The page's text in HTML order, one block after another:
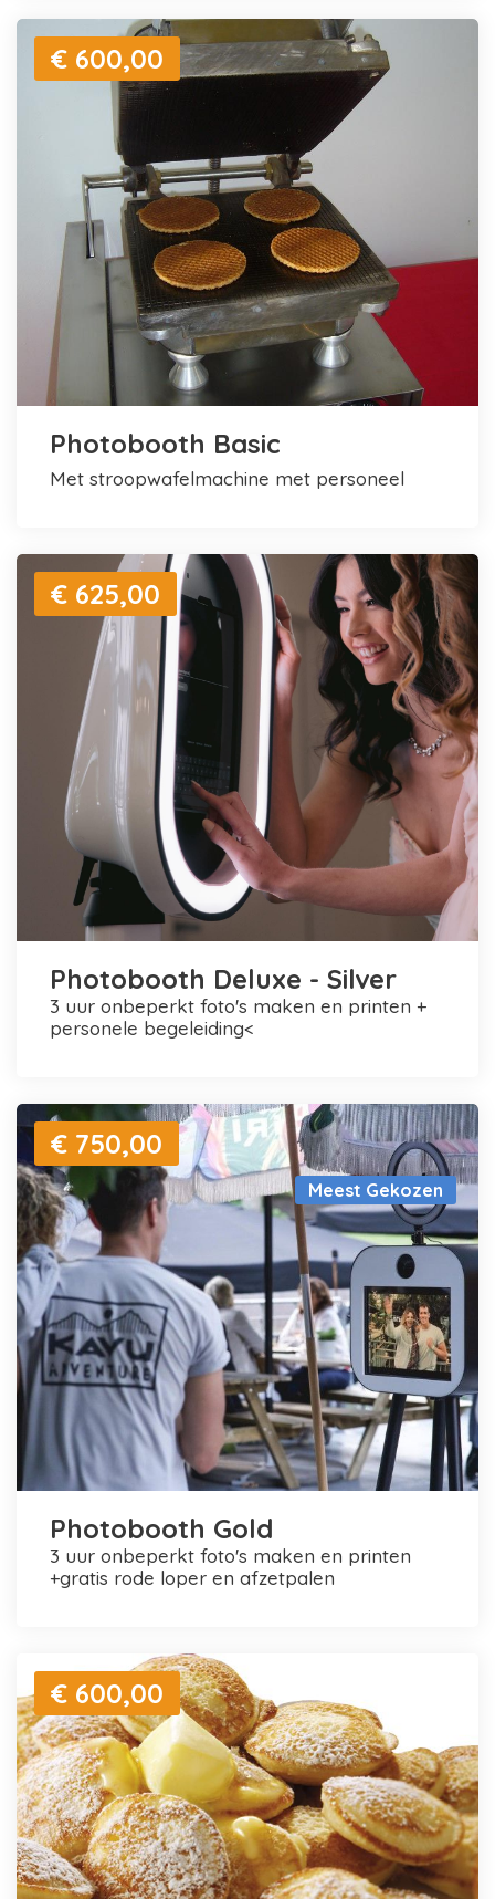
€ 600,00
Photobooth Basic
met stroopwafelmachine met personeel
€ 625,00
Photobooth Deluxe - Silver
3 uur onbeperkt foto's maken en printen +
personele begeleiding<
Meest Gekozen
€ 750,00
Photobooth Gold
3 uur onbeperkt foto's maken en printen
+gratis rode loper en afzetpalen
€ 600,00